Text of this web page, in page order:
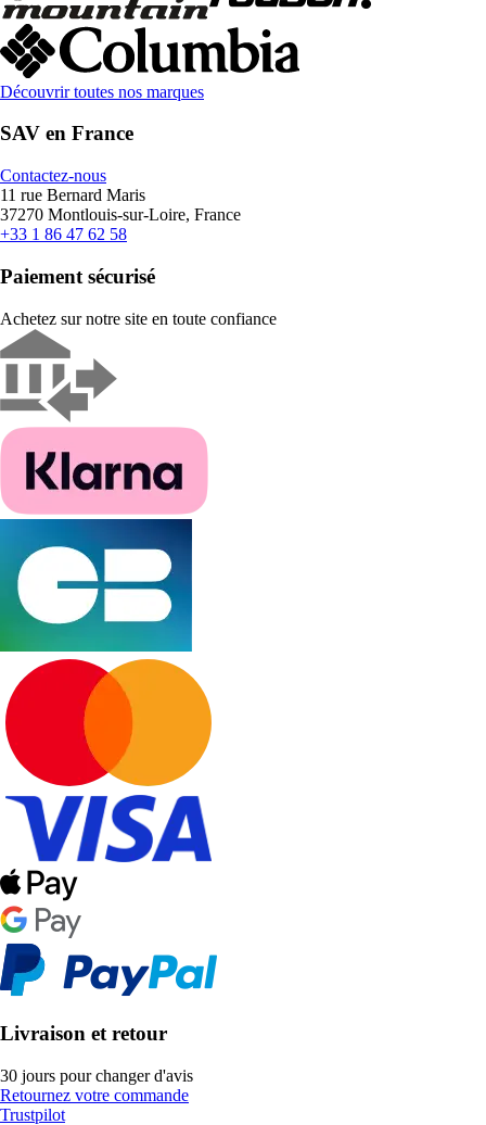
Découvrir toutes nos marques
SAV en France
Contactez-nous
11 rue Bernard Maris
37270 Montlouis-sur-Loire, France
+33 1 86 47 62 58
Paiement sécurisé
Achetez sur notre site en toute confiance
Livraison et retour
30 jours pour changer d'avis
Retournez votre commande
Trustpilot